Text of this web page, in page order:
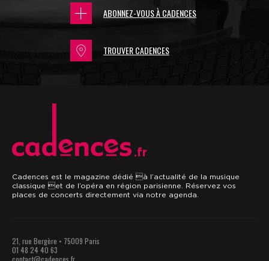
ABONNEZ-VOUS À CADENCES
TROUVER CADENCES
.fr
Cadences est le magazine dédié à l’actualité de la musique
classique et de l’opéra en région parisienne. Réservez vos
places de concerts directement via notre agenda.
21, rue Bergère • 75009 Paris
01 48 24 40 63